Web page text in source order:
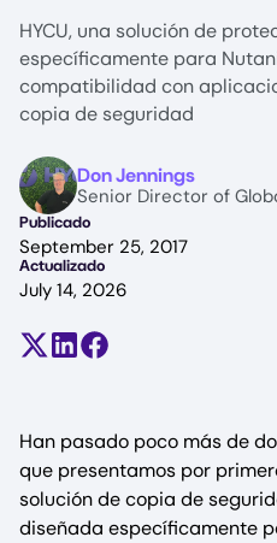
HYCU, una solución de
específicamente para
compatibilidad con
copia de seguridad
ImageDon Jennings
Senior Director of
Publicado
September 25, 2017
Actualizado
July 14, 2026
Compartir en X (antes
Compartir en LinkedIn
Compartir en
Han pasado poco más de
que presentamos por
solución de copia de
diseñada específicamente